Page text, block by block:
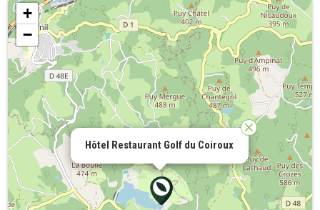
Hôtel Restaurant Golf du Coiroux
+
−